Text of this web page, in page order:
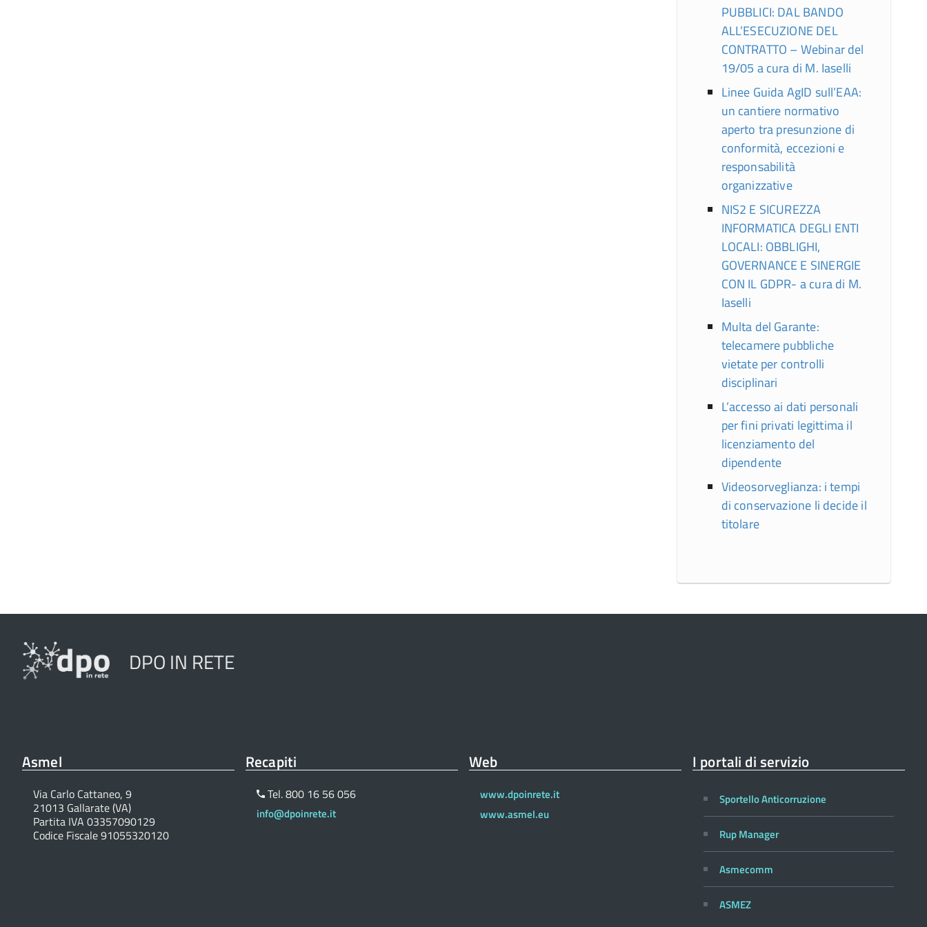
PUBBLICI: DAL BANDO
ALL’ESECUZIONE DEL
CONTRATTO – Webinar del
19/05 a cura di M. Iaselli
Linee Guida AgID sull’EAA:
un cantiere normativo
aperto tra presunzione di
conformità, eccezioni e
responsabilità
organizzative
NIS2 E SICUREZZA
INFORMATICA DEGLI ENTI
LOCALI: OBBLIGHI,
GOVERNANCE E SINERGIE
CON IL GDPR- a cura di M.
Iaselli
Multa del Garante:
telecamere pubbliche
vietate per controlli
disciplinari
L’accesso ai dati personali
per fini privati legittima il
licenziamento del
dipendente
Videosorveglianza: i tempi
di conservazione li decide il
titolare
DPO IN RETE
Asmel
Via Carlo Cattaneo, 9
21013 Gallarate (VA)
Partita IVA 03357090129
Codice Fiscale 91055320120
Recapiti
Tel. 800 16 56 056
info@dpoinrete.it
Web
www.dpoinrete.it
www.asmel.eu
I portali di servizio
Sportello Anticorruzione
Rup Manager
Asmecomm
ASMEZ